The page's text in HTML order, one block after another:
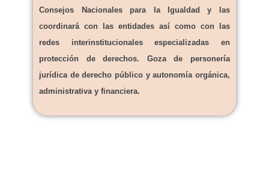
Consejos Nacionales para
la Igualdad y las
coordinará con las entidades así como con las
redes interinstitucionales especializadas en
protección de derechos. Goza de personería
jurídica de derecho público y autonomía orgánica,
administrativa y financiera.